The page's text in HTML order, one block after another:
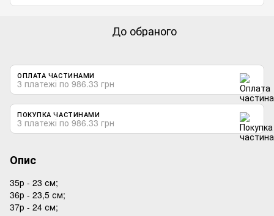
До обраного
ОПЛАТА ЧАСТИНАМИ
3 платежі по 986.33 грн
ПОКУПКА ЧАСТИНАМИ
3 платежі по 986.33 грн
Опис
35р - 23 см;
36р - 23,5 см;
37р - 24 см;